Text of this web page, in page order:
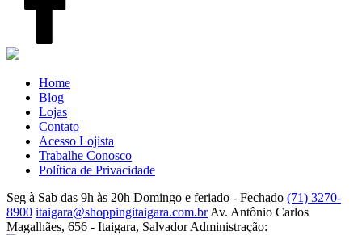
Home
Blog
Lojas
Contato
Acesso Lojista
Trabalhe Conosco
Política de Privacidade
Seg à Sab das 9h às 20h Domingo e feriado - Fechado (71) 3270-
8900 itaigara@shoppingitaigara.com.br Av. Antônio Carlos
Magalhães, 656 - Itaigara, Salvador Administração: